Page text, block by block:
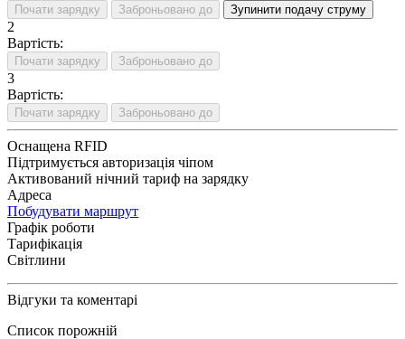
Почати зарядку Заброньовано до Зупинити подачу струму
2
Вартість:
Почати зарядку Заброньовано до
3
Вартість:
Почати зарядку Заброньовано до
Оснащена RFID
Підтримується авторизація чіпом
Активований нічний тариф на зарядку
Адреса
Побудувати маршрут
Графік роботи
Тарифікація
Світлини
Відгуки та коментарі
Список порожній